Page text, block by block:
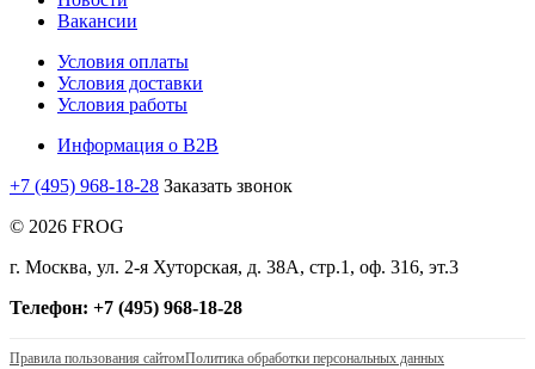
Вакансии
Условия оплаты
Условия доставки
Условия работы
Информация о B2B
+7 (495) 968-18-28 Заказать звонок
© 2026 FROG
г. Москва, ул. 2-я Хуторская, д. 38А, стр.1, оф. 316, эт.3
Телефон: +7 (495) 968-18-28
Правила пользования сайтомПолитика обработки персональных данных